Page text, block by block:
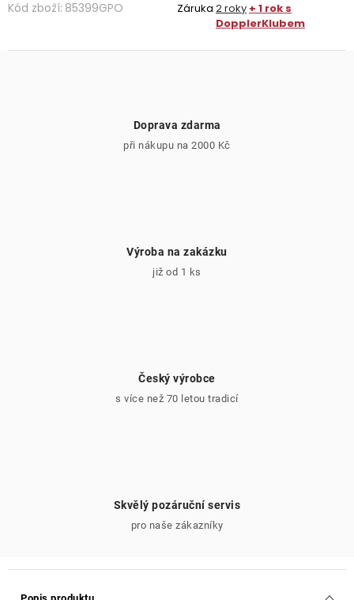
Kód zboží: 85399GPO Záruka 2 roky + 1 rok s
DopplerKlubem
Doprava zdarma
při nákupu na 2000 Kč
Výroba na zakázku
již od 1 ks
Český výrobce
s více než 70 letou tradicí
Skvělý pozáruční servis
pro naše zákazníky